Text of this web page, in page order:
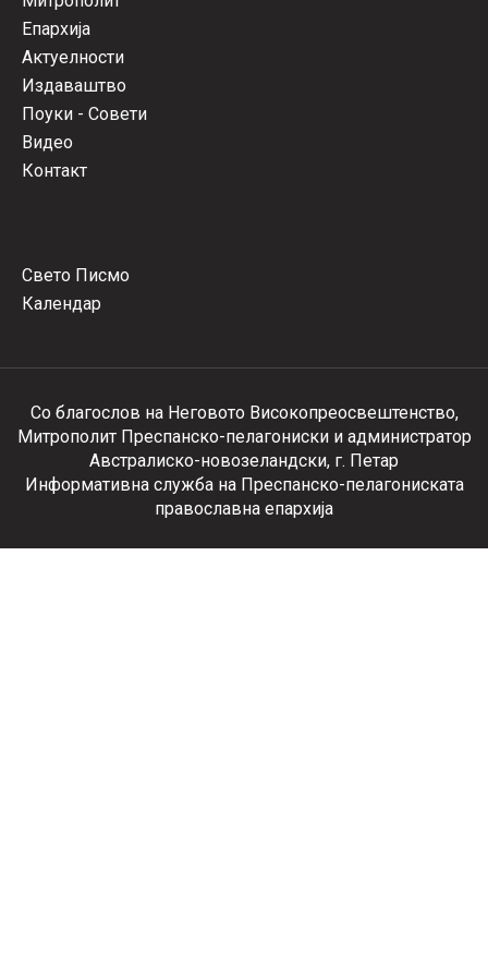
Епархија
Актуелности
Издаваштво
Поуки - Совети
Видео
Контакт
Свето Писмо
Календар
Со благослов на Неговото Високопреосвештенство,
Митрополит Преспанско-пелагониски и администратор
Австралиско-новозеландски, г. Петар
Информативна служба на Преспанско-пелагониската
православна епархија